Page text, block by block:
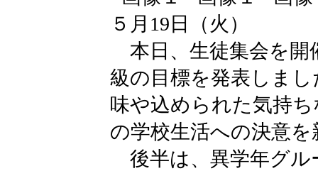
５月19日（火）
本日、生徒集会を開
級の目標を発表しま
味や込められた気持
の学校生活への決意
後半は、異学年グル